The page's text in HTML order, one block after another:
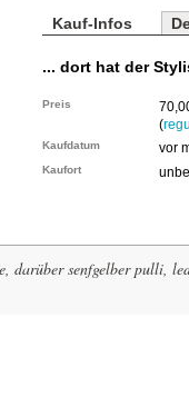
Kauf-Infos
... dort hat der
Preis
(
Kaufdatum vor
Kaufort
darüber senfgelber pulli,